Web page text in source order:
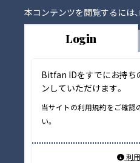
本コンテンツを閲覧するには
Login
Bitfan IDをすでにお持ち
ンしていただけます。
当サイトの利用規約をご確認
い。
利